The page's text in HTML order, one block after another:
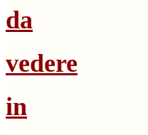
da
vedere
in